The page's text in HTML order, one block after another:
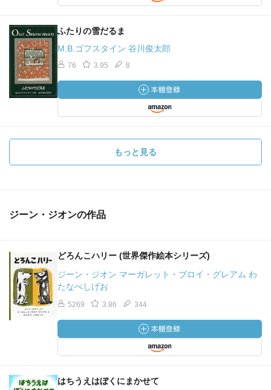
ふたりの雪だるま
M.B.ゴフスタイン 谷川俊太郎
76 3.95 8
もっと見る
ジーン・ジオンの作品
どろんこハリー (世界傑作絵本シリーズ)
ジーン・ジオン マーガレット・ブロイ・グレアム わ
たなべしげお
5269 3.86 344
はちうえはぼくにまかせて